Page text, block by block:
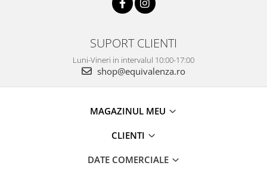
SUPORT CLIENTI
Luni-Vineri in intervalul 10:00-17:00
shop@equivalenza.ro
MAGAZINUL MEU
CLIENTI
DATE COMERCIALE